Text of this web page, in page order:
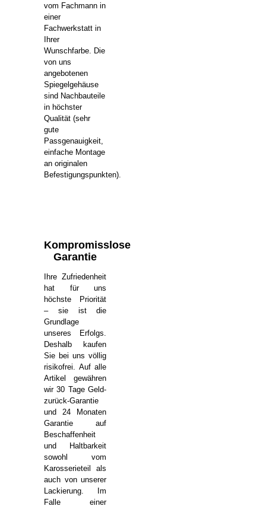
vom Fachmann in
einer
Fachwerkstatt in
Ihrer
Wunschfarbe. Die
von uns
angebotenen
Spiegelgehäuse
sind Nachbauteile
in höchster
Qualität (sehr
gute
Passgenauigkeit,
einfache Montage
an originalen
Befestigungspunkten).
Kompromisslose
Garantie
Ihre Zufriedenheit
hat für uns
höchste Priorität
– sie ist die
Grundlage
unseres Erfolgs.
Deshalb kaufen
Sie bei uns völlig
risikofrei. Auf alle
Artikel gewähren
wir 30 Tage Geld-
zurück-Garantie
und 24 Monaten
Garantie auf
Beschaffenheit
und Haltbarkeit
sowohl vom
Karosserieteil als
auch von unserer
Lackierung. Im
Falle einer